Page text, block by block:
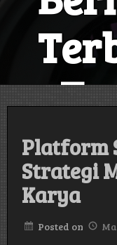
Platform
Strategi
Karya
Posted on